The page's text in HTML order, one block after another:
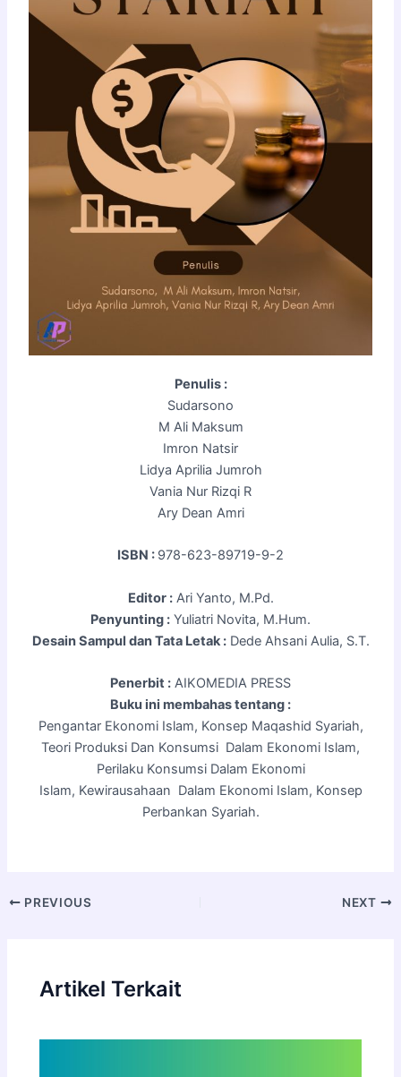
Penulis :
Sudarsono
M Ali Maksum
Imron Natsir
Lidya Aprilia Jumroh
Vania Nur Rizqi R
Ary Dean Amri
ISBN : 978-623-89719-9-2
Editor :Ari Yanto, M.Pd.
Penyunting : Yuliatri Novita, M.Hum.
Desain Sampul dan Tata Letak :Dede Ahsani Aulia, S.T.
Penerbit : AIKOMEDIA PRESS
Buku ini membahas tentang :
Pengantar Ekonomi Islam, Konsep Maqashid Syariah,
Teori Produksi Dan Konsumsi Dalam Ekonomi Islam,
Perilaku Konsumsi Dalam Ekonomi
Islam, Kewirausahaan Dalam Ekonomi Islam, Konsep
Perbankan Syariah.
PREVIOUS NEXT
Artikel Terkait